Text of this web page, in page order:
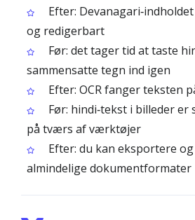
Efter:
og redigerbart
Før: det tager tid at taste
sammensatte tegn ind igen
Efter: OCR fanger teksten
Før: hindi‑tekst i billeder
på tværs af værktøjer
Efter: du kan eksportere
almindelige dokumentformater